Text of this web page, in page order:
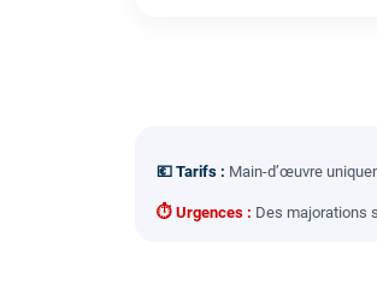
💶 Tarifs : Main-d’œuvre
⏱ Urgences : Des majorations